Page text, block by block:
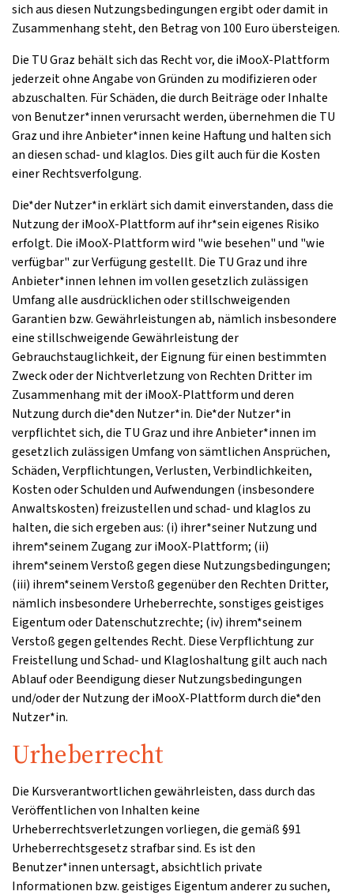
sich aus diesen Nutzungsbedingungen ergibt oder damit in
Zusammenhang steht, den Betrag von 100 Euro übersteigen.
Die TU Graz behält sich das Recht vor, die iMooX-Plattform
jederzeit ohne Angabe von Gründen zu modifizieren oder
abzuschalten. Für Schäden, die durch Beiträge oder Inhalte
von Benutzer*innen verursacht werden, übernehmen die TU
Graz und ihre Anbieter*innen keine Haftung und halten sich
an diesen schad- und klaglos. Dies gilt auch für die Kosten
einer Rechtsverfolgung.
Die*der Nutzer*in erklärt sich damit einverstanden, dass die
Nutzung der iMooX-Plattform auf ihr*sein eigenes Risiko
erfolgt. Die iMooX-Plattform wird "wie besehen" und "wie
verfügbar" zur Verfügung gestellt. Die TU Graz und ihre
Anbieter*innen lehnen im vollen gesetzlich zulässigen
Umfang alle ausdrücklichen oder stillschweigenden
Garantien bzw. Gewährleistungen ab, nämlich insbesondere
eine stillschweigende Gewährleistung der
Gebrauchstauglichkeit, der Eignung für einen bestimmten
Zweck oder der Nichtverletzung von Rechten Dritter im
Zusammenhang mit der iMooX-Plattform und deren
Nutzung durch die*den Nutzer*in. Die*der Nutzer*in
verpflichtet sich, die TU Graz und ihre Anbieter*innen im
gesetzlich zulässigen Umfang von sämtlichen Ansprüchen,
Schäden, Verpflichtungen, Verlusten, Verbindlichkeiten,
Kosten oder Schulden und Aufwendungen (insbesondere
Anwaltskosten) freizustellen und schad- und klaglos zu
halten, die sich ergeben aus: (i) ihrer*seiner Nutzung und
ihrem*seinem Zugang zur iMooX-Plattform; (ii)
ihrem*seinem Verstoß gegen diese Nutzungsbedingungen;
(iii) ihrem*seinem Verstoß gegenüber den Rechten Dritter,
nämlich insbesondere Urheberrechte, sonstiges geistiges
Eigentum oder Datenschutzrechte; (iv) ihrem*seinem
Verstoß gegen geltendes Recht. Diese Verpflichtung zur
Freistellung und Schad- und Klagloshaltung gilt auch nach
Ablauf oder Beendigung dieser Nutzungsbedingungen
und/oder der Nutzung der iMooX-Plattform durch die*den
Nutzer*in.
Urheberrecht
Die Kursverantwortlichen gewährleisten, dass durch das
Veröffentlichen von Inhalten keine
Urheberrechtsverletzungen vorliegen, die gemäß §91
Urheberrechtsgesetz strafbar sind. Es ist den
Benutzer*innen untersagt, absichtlich private
Informationen bzw. geistiges Eigentum anderer zu suchen,